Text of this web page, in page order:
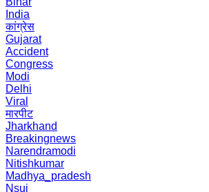
India
कांग्रेस
Gujarat
Accident
Congress
Modi
Delhi
Viral
मारपीट
Jharkhand
Breakingnews
Narendramodi
Nitishkumar
Madhya_pradesh
Nsui